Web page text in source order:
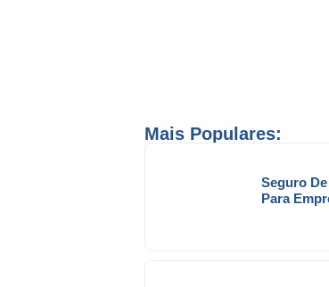
Mais Populares:
Seguro
Para